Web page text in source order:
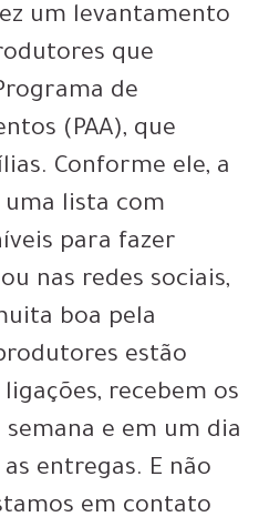
um levantamento
que
de
(PAA), que
Conforme ele, a
lista com
para fazer
nas redes sociais,
boa pela
estão
recebem os
e em um dia
entregas. E não
em contato